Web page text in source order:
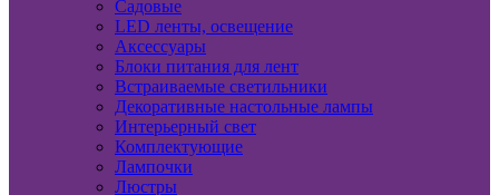
Садовые
LED ленты, освещение
Аксессуары
Блоки питания для лент
Встраиваемые светильники
Декоративные настольные лампы
Интерьерный свет
Комплектующие
Лампочки
Люстры